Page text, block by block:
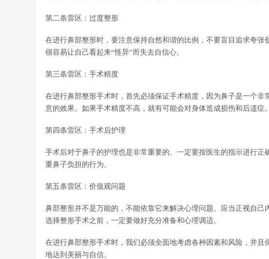
第二条雷区：过度整形
在进行鼻部整形时，要注意保持自然和谐的比例，不要盲目追求夸张
很容易让自己看起来“怪异”而失去自信心。
第三条雷区：手术精度
在进行鼻部整形手术时，首先必须保证手术精度，因为鼻子是一个
意的效果。如果手术精度不高，就有可能会对身体造成损伤和后遗症。
第四条雷区：手术后护理
手术后对于鼻子的护理也是非常重要的。一定要按医生的指示进行
重鼻子负担的行为。
第五条雷区：价值观问题
鼻部整形并不是万能的，不能依靠它来解决心理问题。应当正视自
选择整形手术之前，一定要做好充分准备和心理调适。
在进行鼻部整形手术时，我们必须全面地考虑各种因素和风险，并
地达到美丽与自信。